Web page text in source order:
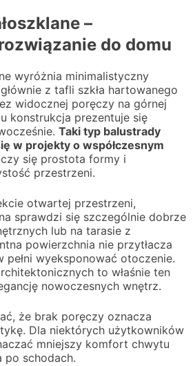
–
do domu
wyróżnia minimalistyczny
z tafli szkła hartowanego
widocznej poręczy na górnej
konstrukcja prezentuje się
Taki typ balustrady
w projekty o współczesnym
się prostota formy i
przestrzeni.
otwartej przestrzeni,
sprawdzi się szczególnie dobrze
lub na tarasie z
powierzchnia nie przytłacza
pełni wyeksponować otoczenie.
to właśnie ten
nowoczesnych wnętrz.
że brak poręczy oznacza
Dla niektórych użytkowników
mniejszy komfort chwytu
po schodach.